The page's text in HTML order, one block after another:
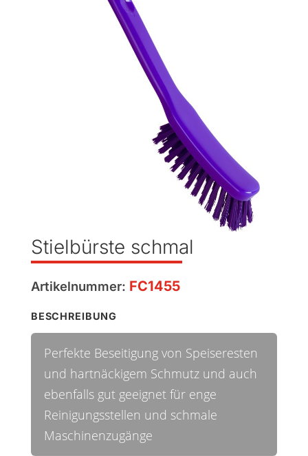
Stielbürste schmal
Artikelnummer: FC1455
BESCHREIBUNG
Perfekte Beseitigung von Speiseresten
und hartnäckigem Schmutz und auch
ebenfalls gut geeignet für enge
Reinigungsstellen und schmale
Maschinenzugänge